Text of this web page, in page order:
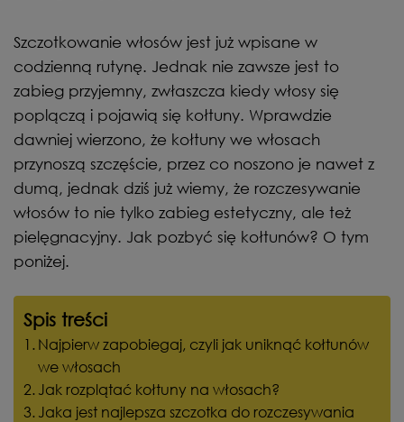
Szczotkowanie włosów jest już wpisane w
codzienną rutynę. Jednak nie zawsze jest to
zabieg przyjemny, zwłaszcza kiedy włosy się
poplączą i pojawią się kołtuny. Wprawdzie
dawniej wierzono, że kołtuny we włosach
przynoszą szczęście, przez co noszono je nawet z
dumą, jednak dziś już wiemy, że rozczesywanie
włosów to nie tylko zabieg estetyczny, ale też
pielęgnacyjny. Jak pozbyć się kołtunów? O tym
poniżej.
Spis treści
Najpierw zapobiegaj, czyli jak uniknąć kołtunów
we włosach
Jak rozplątać kołtuny na włosach?
Jaka jest najlepsza szczotka do rozczesywania